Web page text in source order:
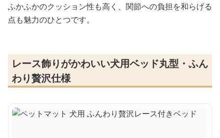
ふかふかのクッション性も高く、関節への負担を和らげる
点も魅力のひとつです。
レース飾りがかわいい犬用ベッド丸型・ふん
わり贅沢仕様